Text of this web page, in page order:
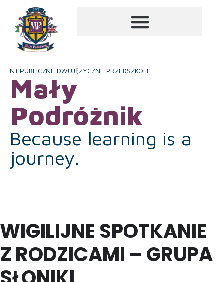
NIEPUBLICZNE DWUJĘZYCZNE PRZEDSZKOLE
Mały
Podróżnik
Because learning is a
journey.
WIGILIJNE SPOTKANIE
Z RODZICAMI – GRUPA